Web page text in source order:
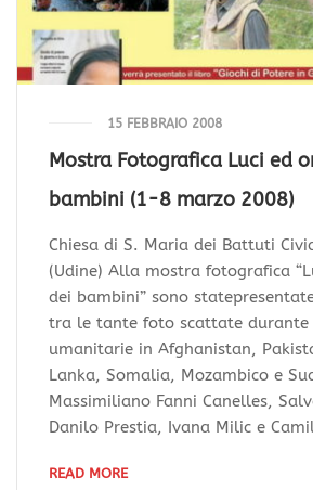
15 FEBBRAIO 2008
Mostra Fotografica Luci ed
bambini (1-8 marzo 2008)
Chiesa di S. Maria dei Battuti
(Udine) Alla mostra fotografica
dei bambini” sono
tra le tante foto scattate durante
umanitarie in Afghanistan,
Lanka, Somalia, Mozambico e
Massimiliano Fanni Canelles,
Danilo Prestia, Ivana Milic e
READ MORE